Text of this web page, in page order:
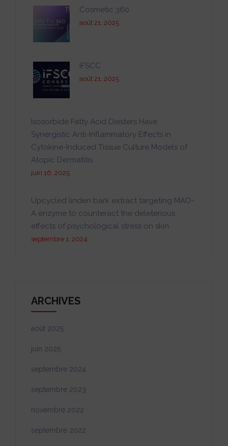
Cosmetic 360
août 21, 2025
IFSCC
août 21, 2025
Isosorbide Fatty Acid Diesters Have
Synergistic Anti-Inflammatory Effects in
Cytokine-Induced Tissue Culture Models of
Atopic Dermatitis
juin 16, 2025
Upcycled linden bark extract targeting MAO-
A enzyme to counteract the deleterious
effects of psychological stress on skin
septembre 1, 2024
ARCHIVES
août 2025
juin 2025
septembre 2024
septembre 2023
novembre 2022
septembre 2022